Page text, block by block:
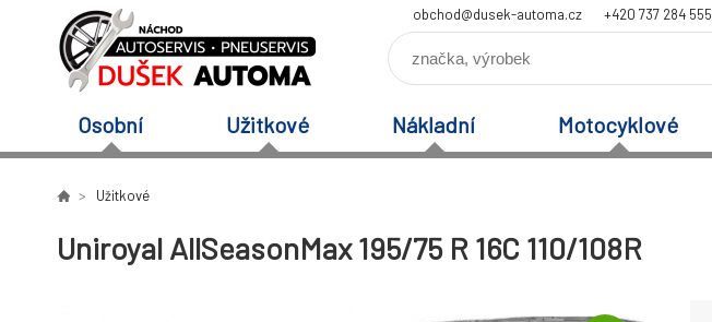
obchod@dusek-automa.cz +420 737 284 555
Osobní Užitkové Nákladní Motocyklové
Užitkové
Uniroyal AllSeasonMax 195/75 R 16C 110/108R